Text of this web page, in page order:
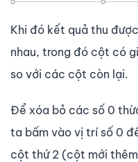
Khi đó kết quả thu
nhau, trong đó cột có
so với các cột còn lại.
Để xóa bỏ các số 0
ta bấm vào vị trí số 0
cột thứ 2 (cột mới